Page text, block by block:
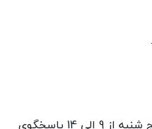
شنبه تا چهارشنبه از 9 الی 17 و پنج شنبه از 9 الی 14 پاسخگوی